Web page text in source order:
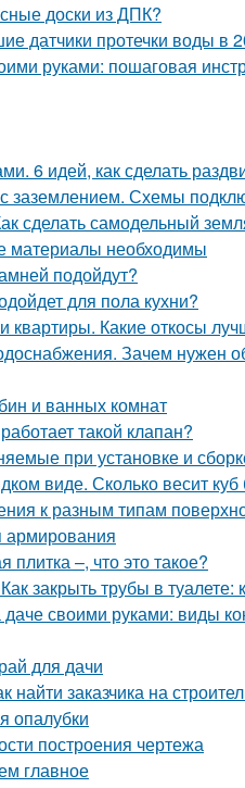
доски из ДПК?
датчики протечки воды в
руками: пошаговая
6 идей, как сделать
заземлением. Схемы
сделать самодельный
материалы необходимы
подойдут?
для пола кухни?
квартиры. Какие откосы
Зачем нужен
и ванных комнат
такой клапан?
при установке и
виде. Сколько весит куб
к разным типам
армирования
–, что это такое?
закрыть трубы в туалете:
своими руками: виды
для дачи
заказчика на
опалубки
построения чертежа
главное